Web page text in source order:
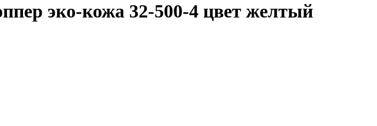
эко-кожа 32-500-4 цвет желтый